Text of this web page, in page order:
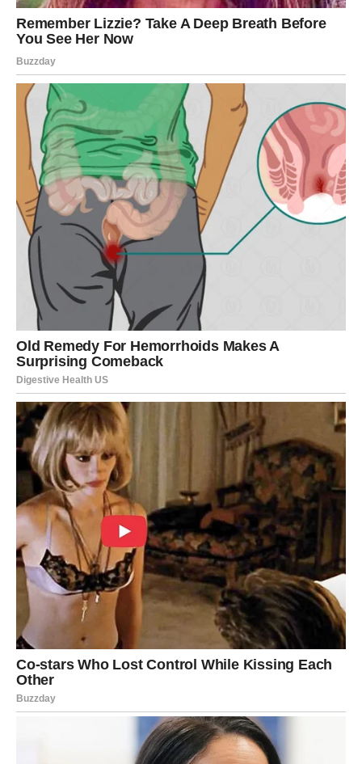
toga stoji prilika za drugačiju raspodelu resursa. Neko
može dobiti vest o novoj saradnji, dok drugi zatvaraju
Atmosfera je napeta, ali nosi snažnu poruku da se
sudbina umeša kada je vreme za promenu.